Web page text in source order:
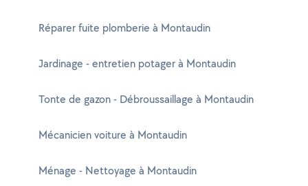
Réparer fuite plomberie à Montaudin
Jardinage - entretien potager à Montaudin
Tonte de gazon - Débroussaillage à Montaudin
Mécanicien voiture à Montaudin
Ménage - Nettoyage à Montaudin